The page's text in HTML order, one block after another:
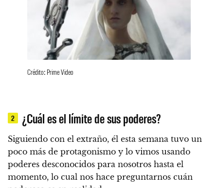
Crédito: Prime Video
2 ¿Cuál es el límite de sus poderes?
Siguiendo con el extraño, él esta semana tuvo un
poco más de protagonismo y lo vimos usando
poderes desconocidos para nosotros hasta el
momento, lo cual nos hace preguntarnos cuán